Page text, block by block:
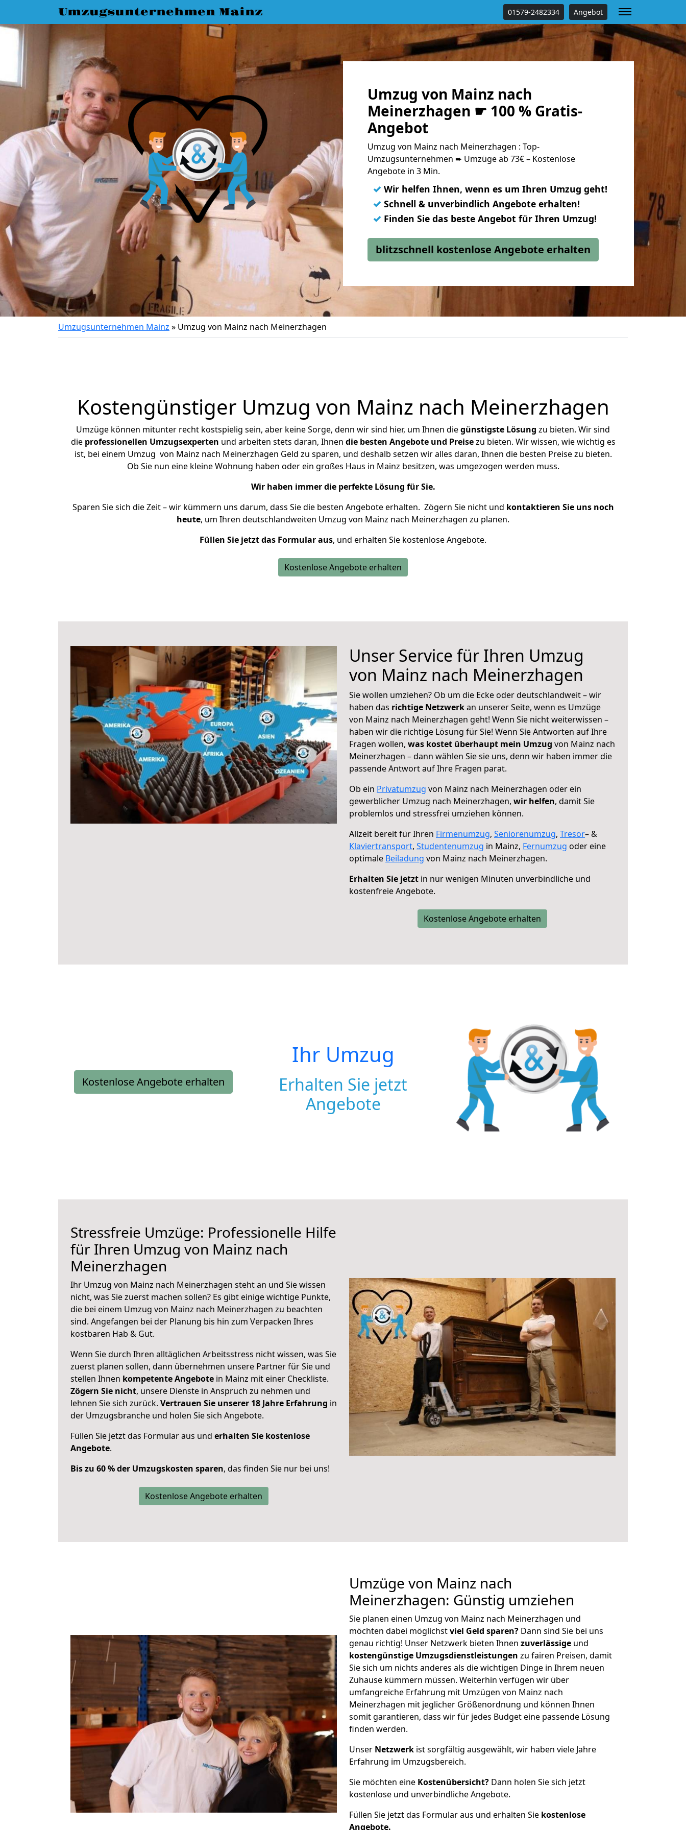
Umzugsunternehmen Mainz 01579-2482334 Angebot
Umzug von Mainz nach
Meinerzhagen ☛ 100 % Gratis-
Angebot
Umzug von Mainz nach Meinerzhagen : Top-
Umzugsunternehmen ➨ Umzüge ab 73€ – Kostenlose
Angebote in 3 Min.
✓ Wir helfen Ihnen, wenn es um Ihren Umzug geht!
✓ Schnell & unverbindlich Angebote erhalten!
✓ Finden Sie das beste Angebot für Ihren Umzug!
blitzschnell kostenlose Angebote erhalten
Umzugsunternehmen Mainz » Umzug von Mainz nach Meinerzhagen
Kostengünstiger Umzug von Mainz nach Meinerzhagen
Umzüge können mitunter recht kostspielig sein, aber keine Sorge, denn wir sind hier, um Ihnen diegünstigste Lösung zu bieten. Wir sind
die professionellen Umzugsexperten und arbeiten stets daran, Ihnen die besten Angebote und Preisezu bieten. Wir wissen, wie wichtig es
ist, bei einem Umzug von Mainz nach Meinerzhagen Geld zu sparen, und deshalb setzen wir alles daran, Ihnen die besten Preise zu bieten.
Ob Sie nun eine kleine Wohnung haben oder ein großes Haus in Mainz besitzen, was umgezogen werden muss.
Wir haben immer die perfekte Lösung für Sie.
Sparen Sie sich die Zeit – wir kümmern uns darum, dass Sie die besten Angebote erhalten. Zögern Sie nicht und kontaktieren Sie uns noch
heute, um Ihren deutschlandweiten Umzug von Mainz nach Meinerzhagen zu planen.
Füllen Sie jetzt das Formular aus, und erhalten Sie kostenlose Angebote.
Kostenlose Angebote erhalten
Unser Service für Ihren Umzug
von Mainz nach Meinerzhagen
Sie wollen umziehen? Ob um die Ecke oder deutschlandweit – wir
haben das richtige Netzwerkan unserer Seite, wenn es Umzüge
von Mainz nach Meinerzhagen geht! Wenn Sie nicht weiterwissen –
haben wir die richtige Lösung für Sie! Wenn Sie Antworten auf Ihre
Fragen wollen, was kostet überhaupt mein Umzug von Mainz nach
Meinerzhagen – dann wählen Sie sie uns, denn wir haben immer die
passende Antwort auf Ihre Fragen parat.
Ob ein Privatumzug von Mainz nach Meinerzhagen oder ein
gewerblicher Umzug nach Meinerzhagen, wir helfen, damit Sie
problemlos und stressfrei umziehen können.
Allzeit bereit für Ihren Firmenumzug, Seniorenumzug, Tresor– &
Klaviertransport, Studentenumzug in Mainz, Fernumzug oder eine
optimale Beiladung von Mainz nach Meinerzhagen.
Erhalten Sie jetzt in nur wenigen Minuten unverbindliche und
kostenfreie Angebote.
Kostenlose Angebote erhalten
Kostenlose Angebote erhalten
Ihr Umzug
Erhalten Sie jetzt
Angebote
Stressfreie Umzüge: Professionelle Hilfe
für Ihren Umzug von Mainz nach
Meinerzhagen
Ihr Umzug von Mainz nach Meinerzhagen steht an und Sie wissen
nicht, was Sie zuerst machen sollen? Es gibt einige wichtige Punkte,
die bei einem Umzug von Mainz nach Meinerzhagen zu beachten
sind. Angefangen bei der Planung bis hin zum Verpacken Ihres
kostbaren Hab & Gut.
Wenn Sie durch Ihren alltäglichen Arbeitsstress nicht wissen, was Sie
zuerst planen sollen, dann übernehmen unsere Partner für Sie und
stellen Ihnen kompetente Angebote in Mainz mit einer Checkliste.
Zögern Sie nicht, unsere Dienste in Anspruch zu nehmen und
lehnen Sie sich zurück. Vertrauen Sie unserer 18 Jahre Erfahrung in
der Umzugsbranche und holen Sie sich Angebote.
Füllen Sie jetzt das Formular aus und erhalten Sie kostenlose
Angebote.
Bis zu 60 % der Umzugskosten sparen, das finden Sie nur bei uns!
Kostenlose Angebote erhalten
Umzüge von Mainz nach
Meinerzhagen: Günstig umziehen
Sie planen einen Umzug von Mainz nach Meinerzhagen und
möchten dabei möglichstviel Geld sparen? Dann sind Sie bei uns
genau richtig! Unser Netzwerk bieten Ihnen zuverlässige und
kostengünstige Umzugsdienstleistungen zu fairen Preisen, damit
Sie sich um nichts anderes als die wichtigen Dinge in Ihrem neuen
Zuhause kümmern müssen. Weiterhin verfügen wir über
umfangreiche Erfahrung mit Umzügen von Mainz nach
Meinerzhagen mit jeglicher Größenordnung und können Ihnen
somit garantieren, dass wir für jedes Budget eine passende Lösung
finden werden.
Unser Netzwerk ist sorgfältig ausgewählt, wir haben viele Jahre
Erfahrung im Umzugsbereich.
Sie möchten eine Kostenübersicht? Dann holen Sie sich jetzt
kostenlose und unverbindliche Angebote.
Füllen Sie jetzt das Formular aus und erhalten Sie kostenlose
Angebote.